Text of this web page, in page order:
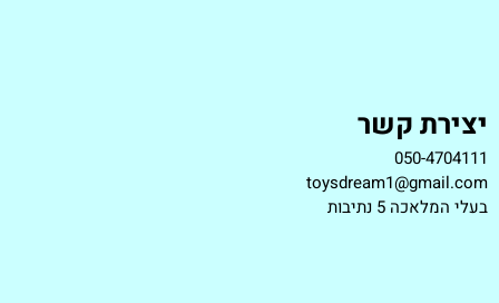
יצירת קשר
050-4704111
toysdream1@gmail.com
בעלי המלאכה 5 נתיבות